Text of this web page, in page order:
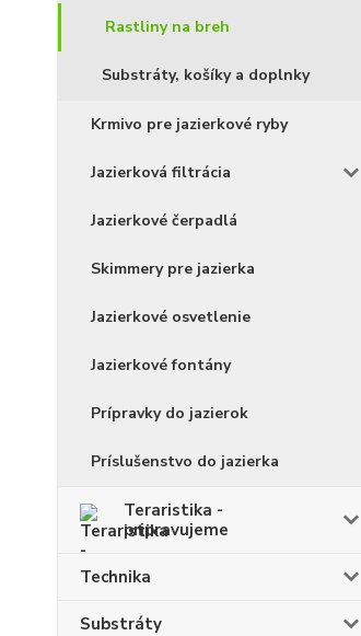
Rastliny na breh
Substráty, košíky a doplnky
Krmivo pre jazierkové ryby
Jazierková filtrácia
Jazierkové čerpadlá
Skimmery pre jazierka
Jazierkové osvetlenie
Jazierkové fontány
Prípravky do jazierok
Príslušenstvo do jazierka
Teraristika -
pripravujeme
Technika
Substráty